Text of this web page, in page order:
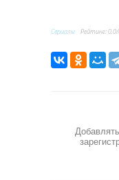
Сериалы Рейтинг:0.0/